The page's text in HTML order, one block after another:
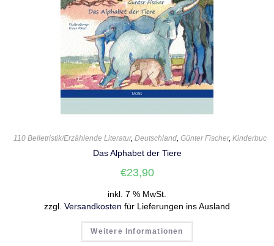
110 Belletristik/Erzählende Literatur,Deutschland,Günter Fischer,Kinderbuch
Das Alphabet der Tiere
€23,90
inkl. 7 % MwSt.
zzgl. Versandkosten für Lieferungen ins Ausland
Weitere Informationen